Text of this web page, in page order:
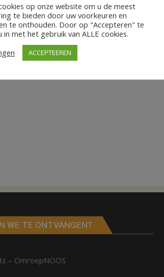
WE TE ONTVANGEN?
– OmroepNOOS
op onze website om u de meest
te bieden door uw voorkeuren en
te onthouden. Door op "Accepteren" te
in met het gebruik van ALLE cookies.
ACCEPTEEREN